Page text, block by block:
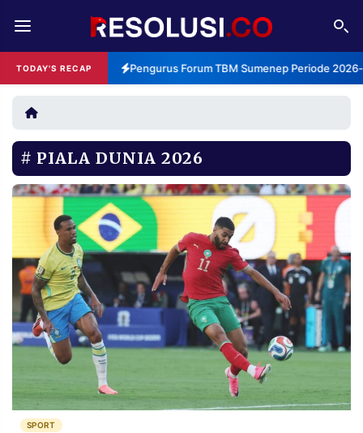
TODAY'S RECAP Pengurus Forum TBM Sumenep Periode
REDAKSI TENTANG
RESOLUSI IKLAN
RUBRIKASI
EDITORIAL AKSARA
FINANSIA PERSONA
DAERAH NASIONAL
MANCA SPORT
INFORMASI
PRIVACY
INFORMASI
IKLAN
KIRIM
PIALA DUNIA 2026
SPORT